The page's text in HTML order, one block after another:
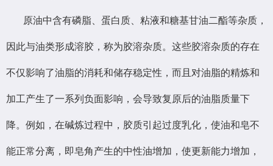
原油中含有磷脂、蛋白质、粘液和糖基甘油二酯等杂质，
因此与油类形成溶胶，称为胶溶杂质。这些胶溶杂质的存在
不仅影响了油脂的消耗和储存稳定性，而且对油脂的精炼和
加工产生了一系列负面影响，会导致复原后的油脂质量下
降。例如，在碱炼过程中，胶质引起过度乳化，使油和皂不
能正常分离，即皂角产生的中性油增加，使更新能力增加，